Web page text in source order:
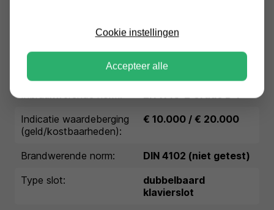
Binnenmaten (HxBxD in
816x573x423
Extra diepte kluisbeslag:
55 mm
Inbraakwerende norm:
EN 1143-2 Grade D-I
Indicatie waardeberging
(geld/kostbaarheden):
€ 10.000 / € 20.000
Brandwerende norm:
DIN 4102 (niet getest)
Type slot:
dubbelbaard
klavierslot
Cookie instellingen
Accepteer alle